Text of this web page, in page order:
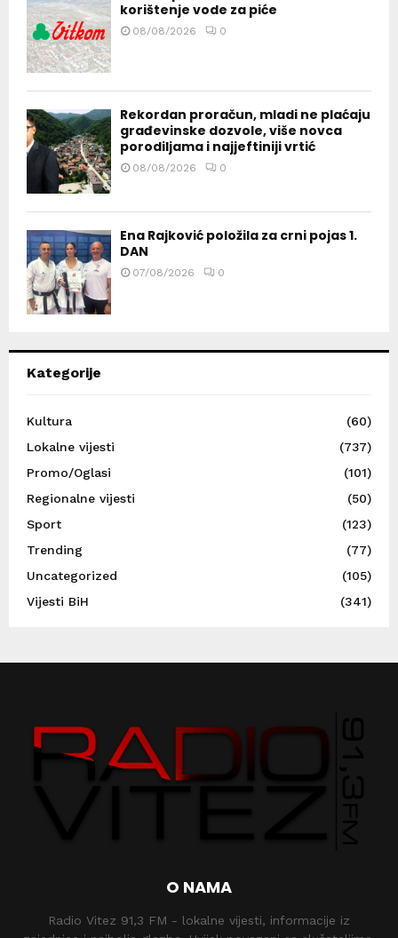
korištenje vode za piće
08/08/2026 0
Rekordan proračun, mladi ne plaćaju
građevinske dozvole, više novca
porodiljama i najjeftiniji vrtić
08/08/2026 0
Ena Rajković položila za crni pojas 1.
DAN
07/08/2026 0
Kategorije
Kultura
(60)
Lokalne vijesti
(737)
Promo/Oglasi
(101)
Regionalne vijesti
(50)
Sport
(123)
Trending
(77)
Uncategorized
(105)
Vijesti BiH
(341)
O NAMA
Radio Vitez 91,3 FM - lokalne vijesti, informacije iz